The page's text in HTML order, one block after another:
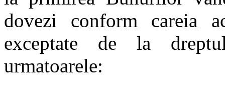
dovezi conform careia
exceptate de la
urmatoarele: